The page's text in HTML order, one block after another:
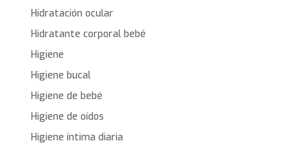
Hidratación ocular
Hidratante corporal bebé
Higiene
Higiene bucal
Higiene de bebé
Higiene de oídos
Higiene íntima diaria